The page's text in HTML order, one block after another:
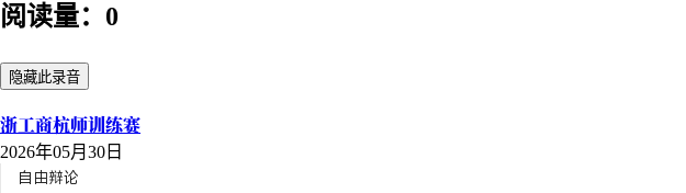
阅读量：0
隐藏此录音
浙工商杭师训练赛
2026年05月30日
自由辩论